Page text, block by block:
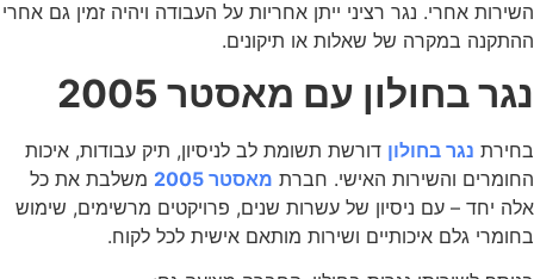
השירות אחרי. נגר רציני ייתן אחריות על העבודה ויהיה זמין גם אחרי
ההתקנה במקרה של שאלות או תיקונים.
נגר בחולון עם מאסטר 2005
בחירת נגר בחולון דורשת תשומת לב לניסיון, תיק עבודות, איכות
החומרים והשירות האישי. חברת מאסטר 2005
משלבת את כל
אלה יחד – עם ניסיון של עשרות שנים, פרויקטים מרשימים, שימוש
בחומרי גלם איכותיים ושירות מותאם אישית לכל לקוח.